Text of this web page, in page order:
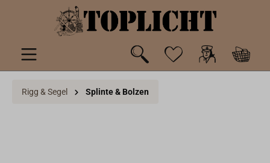
springen
Rigg & Segel Splinte & Bolzen